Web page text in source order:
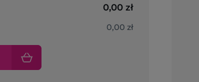
0,00 zł
0,00 zł